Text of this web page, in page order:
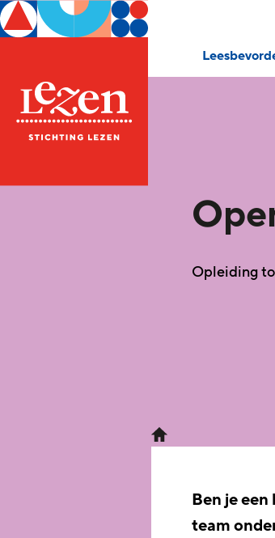
Opleiding
Ben je
team